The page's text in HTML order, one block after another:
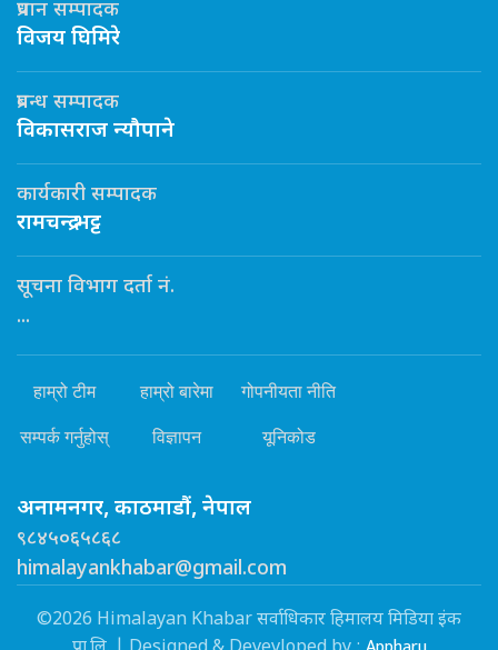
प्रधान सम्पादक
विजय घिमिरे
प्रबन्ध सम्पादक
विकासराज न्यौपाने
कार्यकारी सम्पादक
रामचन्द्र भट्ट
सूचना विभाग दर्ता नं.
...
हाम्रो टीम हाम्रो बारेमा गोपनीयता नीति
सम्पर्क गर्नुहोस् विज्ञापन यूनिकोड
अनामनगर, काठमाडौं, नेपाल
९८४५०६५८६८
himalayankhabar@gmail.com
©2026 Himalayan Khabar सर्वाधिकार हिमालय मिडिया इंक